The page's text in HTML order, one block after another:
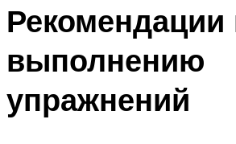
Рекомендации
выполнению
упражнений